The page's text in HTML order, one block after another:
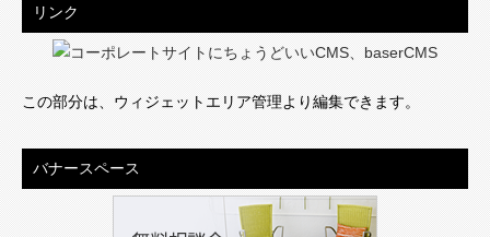
リンク
この部分は、ウィジェットエリア管理より編集できます。
バナースペース